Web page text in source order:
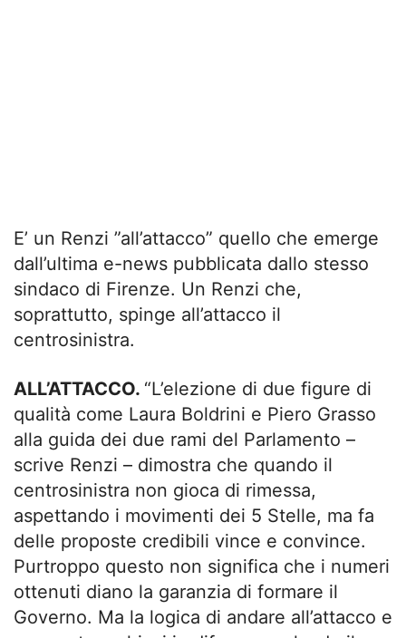
E’ un Renzi ”all’attacco” quello che emerge
dall’ultima e-news pubblicata dallo stesso
sindaco di Firenze. Un Renzi che,
soprattutto, spinge all’attacco il
centrosinistra.
ALL’ATTACCO. “L’elezione di due figure di
qualità come Laura Boldrini e Piero Grasso
alla guida dei due rami del Parlamento –
scrive Renzi – dimostra che quando il
centrosinistra non gioca di rimessa,
aspettando i movimenti dei 5 Stelle, ma fa
delle proposte credibili vince e convince.
Purtroppo questo non significa che i numeri
ottenuti diano la garanzia di formare il
Governo. Ma la logica di andare all’attacco e